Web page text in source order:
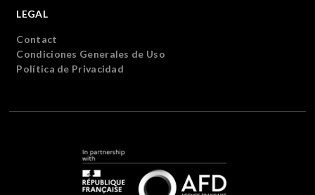
LEGAL
Contact
Condiciones Generales de Uso
Política de Privacidad